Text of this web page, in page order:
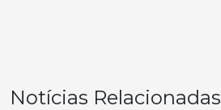
Notícias Relacionadas